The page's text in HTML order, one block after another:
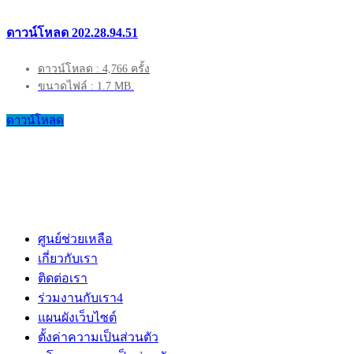
ดาวน์โหลด 202.28.94.51
ดาวน์โหลด : 4,766 ครั้ง
ขนาดไฟล์ : 1.7 MB.
ดาวน์โหลด
ศูนย์ช่วยเหลือ
เกี่ยวกับเรา
ติดต่อเรา
ร่วมงานกับเรา4
แผนผังเว็บไซต์
ตั้งค่าความเป็นส่วนตัว